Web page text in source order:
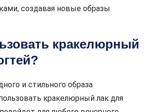
создавая новые образы
кракелюрный
и стильного образа
кракелюрный лак для